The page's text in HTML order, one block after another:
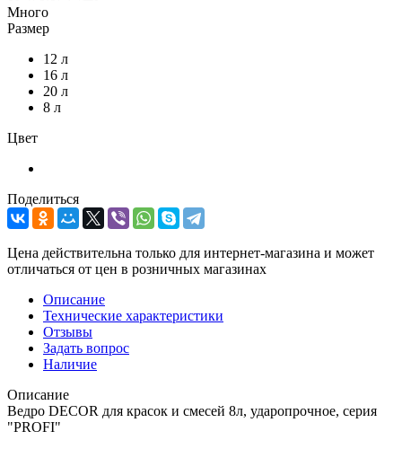
Много
Размер
12 л
16 л
20 л
8 л
Цвет
Поделиться
Цена действительна только для интернет-магазина и может
отличаться от цен в розничных магазинах
Описание
Технические характеристики
Отзывы
Задать вопрос
Наличие
Описание
Ведро DECOR для красок и смесей 8л, ударопрочное, серия
"PROFI"